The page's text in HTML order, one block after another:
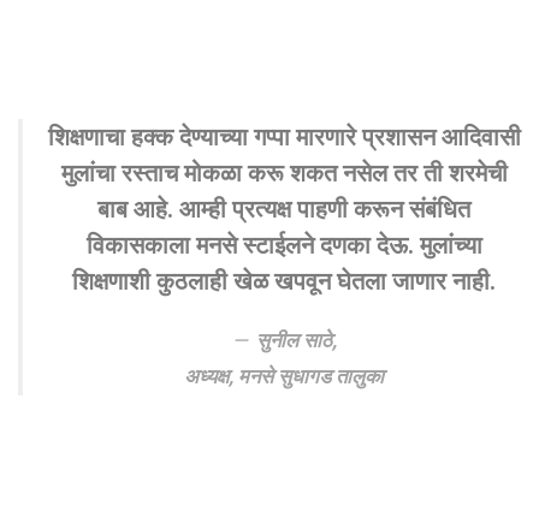
शिक्षणाचा हक्क देण्याच्या गप्पा मारणारे प्रशासन आदिवासी
मुलांचा रस्ताच मोकळा करू शकत नसेल तर ती शरमेची
बाब आहे. आम्ही प्रत्यक्ष पाहणी करून संबंधित
विकासकाला मनसे स्टाईलने दणका देऊ. मुलांच्या
शिक्षणाशी कुठलाही खेळ खपवून घेतला जाणार नाही.
सुनील साठे,
अध्यक्ष, मनसे सुधागड तालुका